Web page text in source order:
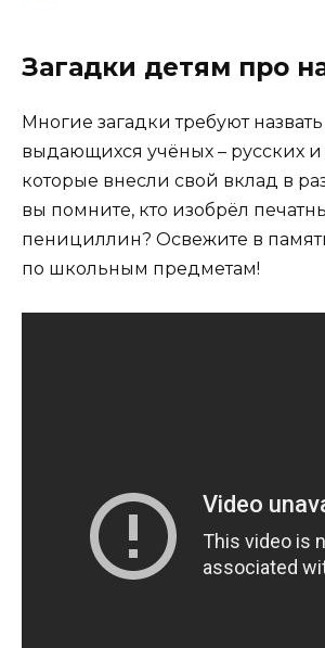
Загадки детям про
Многие загадки требуют
выдающихся учёных – русских
которые внесли свой вклад в
вы помните, кто изобрёл
пенициллин? Освежите в
по школьным предметам!